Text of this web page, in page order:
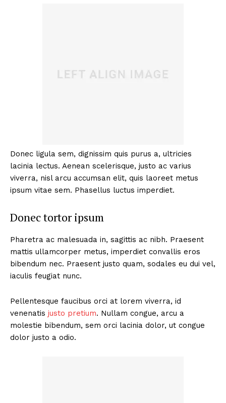
Donec ligula sem, dignissim quis purus a, ultricies
lacinia lectus. Aenean scelerisque, justo ac varius
viverra, nisl arcu accumsan elit, quis laoreet metus
ipsum vitae sem. Phasellus luctus imperdiet.
Donec tortor ipsum
Pharetra ac malesuada in, sagittis ac nibh. Praesent
mattis ullamcorper metus, imperdiet convallis eros
bibendum nec. Praesent justo quam, sodales eu dui vel,
iaculis feugiat nunc.
Pellentesque faucibus orci at lorem viverra, id
venenatis justo pretium. Nullam congue, arcu a
molestie bibendum, sem orci lacinia dolor, ut congue
dolor justo a odio.